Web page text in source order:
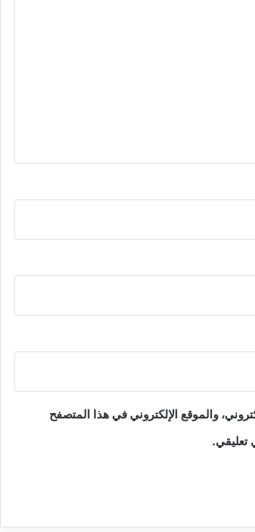
والموقع الإلكتروني في هذا المتصفح
تعليقي.